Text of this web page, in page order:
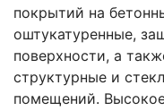
покрытий на
оштукатуренные,
поверхности, а
структурные и
помещений.